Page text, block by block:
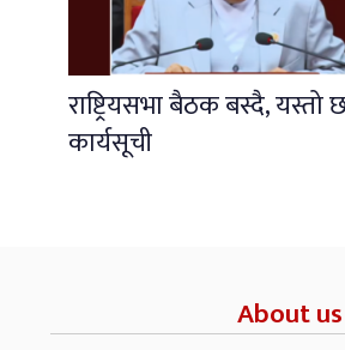
राष्ट्रियसभा बैठक बस्दै, यस्तो
कार्यसूची
About us